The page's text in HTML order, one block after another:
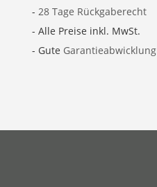
- 28 Tage Rückgaberecht
- Alle Preise inkl. MwSt.
- Gute Garantieabwicklung